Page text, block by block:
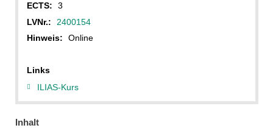
ECTS:
3
LVNr.:
2400154
Hinweis:
Online
Links
ILIAS-Kurs
Inhalt